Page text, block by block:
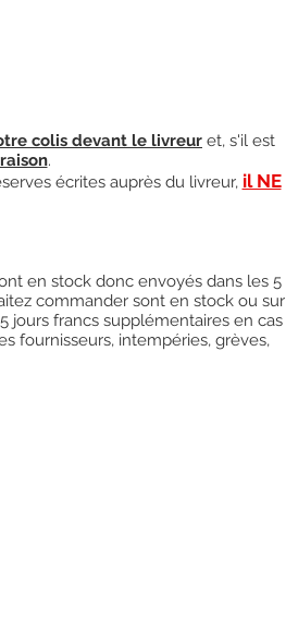
colis devant le livreur et, s'il est
.
écrites auprès du livreur, il NE
en stock donc envoyés dans les 5
commander sont en stock ou sur
jours francs supplémentaires en cas
fournisseurs, intempéries, grèves,